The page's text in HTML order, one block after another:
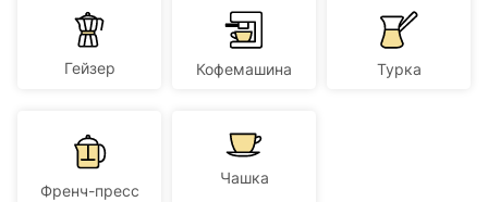
Гейзер Кофемашина Турка
Френч-пресс
Чашка